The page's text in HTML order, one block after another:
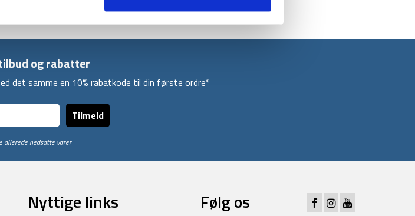
og rabatter
det samme en 10% rabatkode til din første ordre*
Tilmeld
allerede nedsatte varer
Nyttige links Følg os